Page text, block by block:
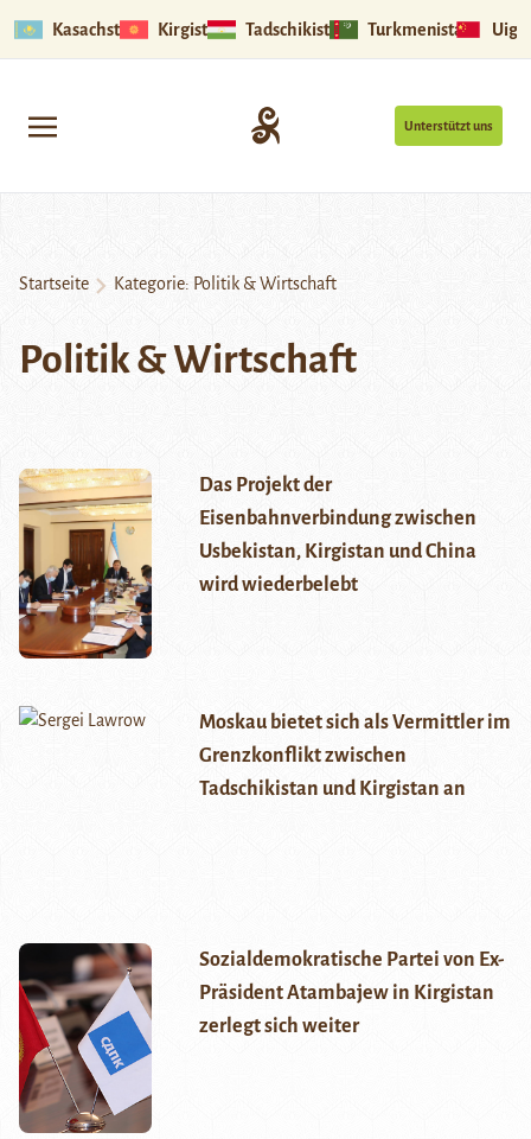
Kasachstan Kirgistan Tadschikistan Turkmenistan
Unterstützt uns
Startseite Kategorie: Politik & Wirtschaft
Politik & Wirtschaft
Das Projekt der
Eisenbahnverbindung zwischen
Usbekistan, Kirgistan und China
wird wiederbelebt
Moskau bietet sich als Vermittler im
Grenzkonflikt zwischen
Tadschikistan und Kirgistan an
Sozialdemokratische Partei von Ex-
Präsident Atambajew in Kirgistan
zerlegt sich weiter